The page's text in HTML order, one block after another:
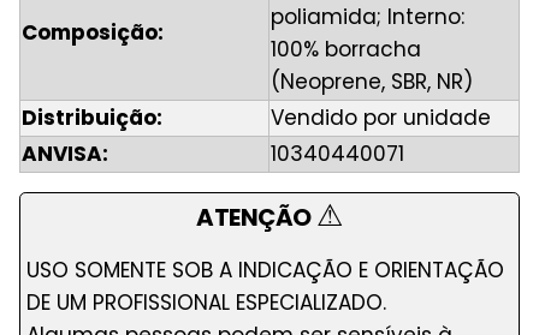
Composição:
poliamida; Interno:
100% borracha
(Neoprene, SBR, NR)
Distribuição:
Vendido por unidade
ANVISA:
10340440071
ATENÇÃO⚠
USO SOMENTE SOB A INDICAÇÃO E ORIENTAÇÃO
DE UM PROFISSIONAL ESPECIALIZADO.